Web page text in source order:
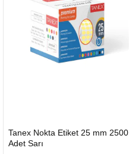
GÖNDERİ
Tanex Nokta Etiket 25 mm 2500
Adet Sarı